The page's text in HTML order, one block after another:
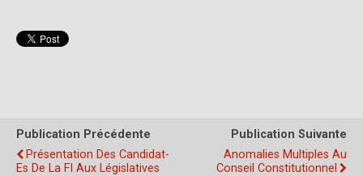
Publication Précédente
Présentation Des Candidat-
Es De La FI Aux Législatives
Publication Suivante
Anomalies Multiples Au
Conseil Constitutionnel